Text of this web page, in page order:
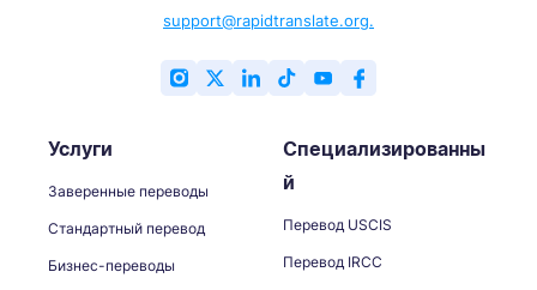
support@rapidtranslate.org.
Услуги
Заверенные переводы
Стандартный перевод
Бизнес-переводы
Специализированны
й
Перевод USCIS
Перевод IRCC